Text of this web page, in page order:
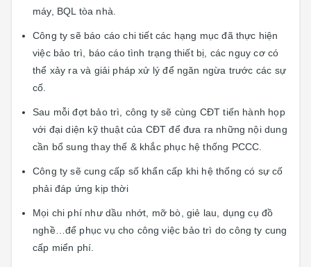
máy, BQL tòa nhà.
Công ty sẽ báo cáo chi tiết các hạng mục đã thực hiện
việc bảo trì, báo cáo tình trạng thiết bị, các nguy cơ có
thể xảy ra và giải pháp xử lý để ngăn ngừa trước các sự
cố.
Sau mỗi đợt bảo trì, công ty sẽ cùng CĐT tiến hành họp
với đại diện kỹ thuật của CĐT để đưa ra những nội dung
cần bổ sung thay thế & khắc phục hệ thống PCCC.
Công ty sẽ cung cấp số khẩn cấp khi hệ thống có sự cố
phải đáp ứng kịp thời
Mọi chi phí như dầu nhớt, mỡ bò, giẻ lau, dụng cụ đồ
nghề…để phục vụ cho công việc bảo trì do công ty cung
cấp miển phí.